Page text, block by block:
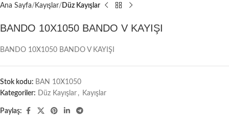
Ana Sayfa Kayışlar Düz Kayışlar
BANDO 10X1050 BANDO V KAYIŞI
BANDO 10X1050 BANDO V KAYIŞI
Stok kodu: BAN 10X1050
Kategoriler:
Düz Kayışlar , Kayışlar
Paylaş: